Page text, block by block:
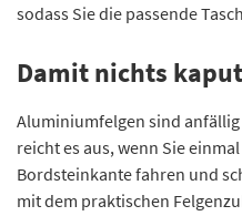
sodass Sie die passende
Damit nichts
Aluminiumfelgen sind
reicht es aus, wenn Sie
Bordsteinkante fahren und
mit dem praktischen